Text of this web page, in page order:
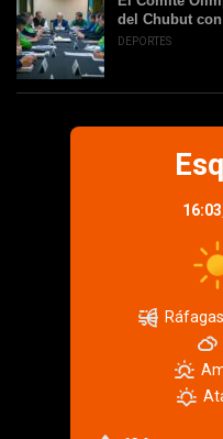
del Chubut
DEPORTES